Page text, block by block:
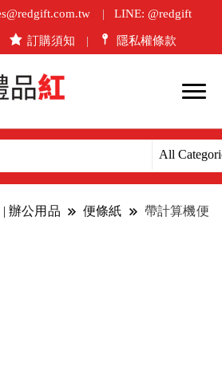
LINE: @redgift
訂購須知 隱私權條款
辦公用品 便條紙
帶計算機便